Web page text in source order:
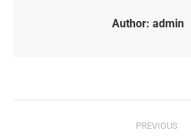
Author: admin
PREVIOUS